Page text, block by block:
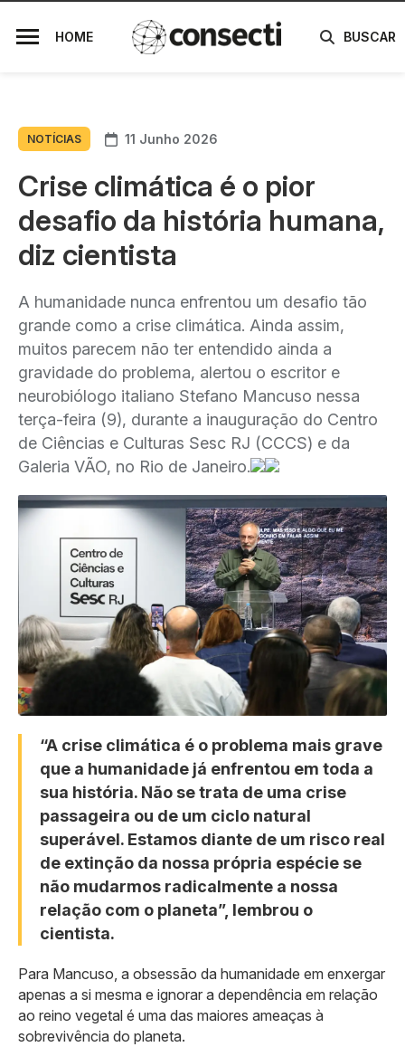
HOME BUSCAR
NOTÍCIAS 11 Junho 2026
Crise climática é o pior
desafio da história humana,
diz cientista
A humanidade nunca enfrentou um desafio tão
grande como a crise climática. Ainda assim,
muitos parecem não ter entendido ainda a
gravidade do problema, alertou o escritor e
neurobiólogo italiano Stefano Mancuso nessa
terça-feira (9), durante a inauguração do Centro
de Ciências e Culturas Sesc RJ (CCCS) e da
Galeria VÃO, no Rio de Janeiro.
“A crise climática é o problema mais grave
que a humanidade já enfrentou em toda a
sua história. Não se trata de uma crise
passageira ou de um ciclo natural
superável. Estamos diante de um risco real
de extinção da nossa própria espécie se
não mudarmos radicalmente a nossa
relação com o planeta”, lembrou o
cientista.
Para Mancuso, a obsessão da humanidade em enxergar
apenas a si mesma e ignorar a dependência em relação
ao reino vegetal é uma das maiores ameaças à
sobrevivência do planeta.